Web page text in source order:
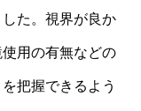
た。視界が良か
用の有無などの
把握できるよう